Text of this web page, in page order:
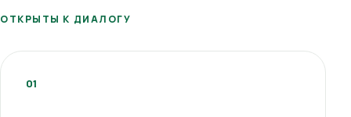
ОТКРЫТЫ К ДИАЛОГУ
01